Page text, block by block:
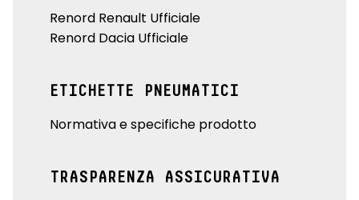
Renord Renault Ufficiale
Renord Dacia Ufficiale
ETICHETTE PNEUMATICI
Normativa e specifiche prodotto
TRASPARENZA ASSICURATIVA